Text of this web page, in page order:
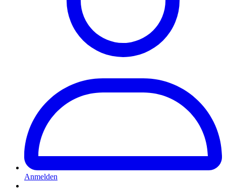
Anmelden